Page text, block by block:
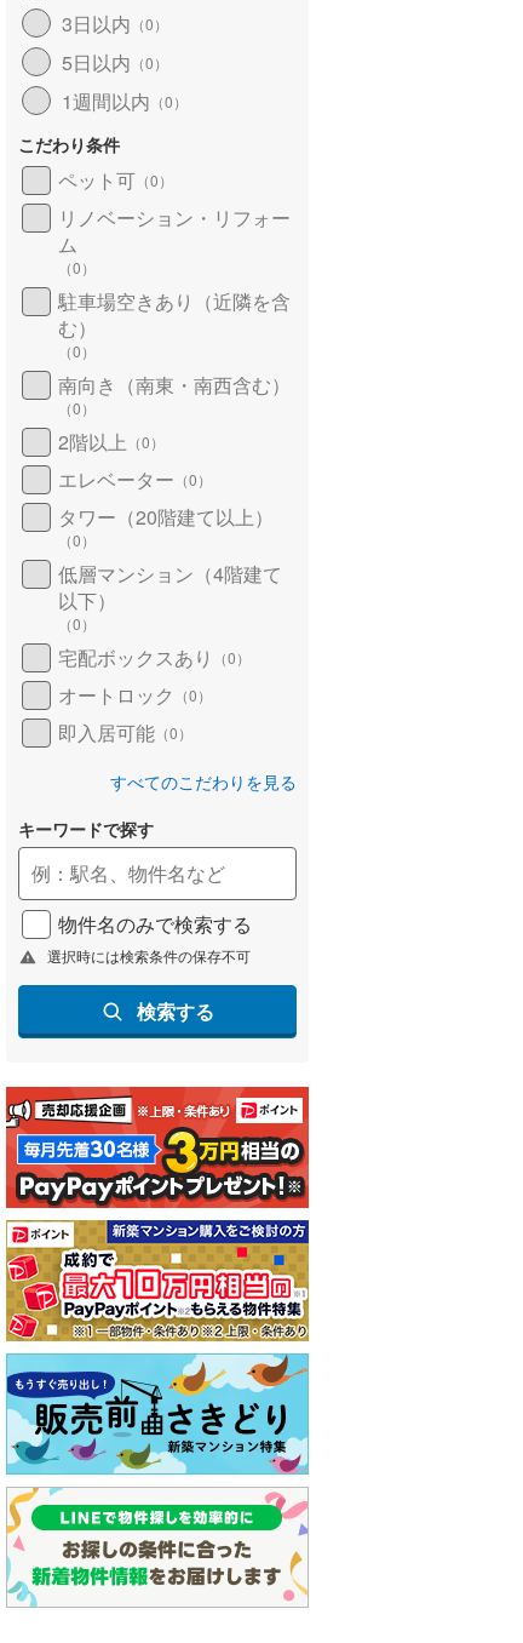
3日以内 （0）
5日以内 （0）
1週間以内 （0）
こだわり条件
ペット可 （0）
リノベーション・リフォー
ム
（0）
駐車場空きあり（近隣を含
む）
（0）
南向き（南東・南西含む）
（0）
2階以上 （0）
エレベーター （0）
タワー（20階建て以上）
（0）
低層マンション（4階建て
以下）
（0）
宅配ボックスあり （0）
オートロック （0）
即入居可能 （0）
すべてのこだわりを見る
キーワードで探す
物件名のみで検索する
選択時には検索条件の保存不可
検索する